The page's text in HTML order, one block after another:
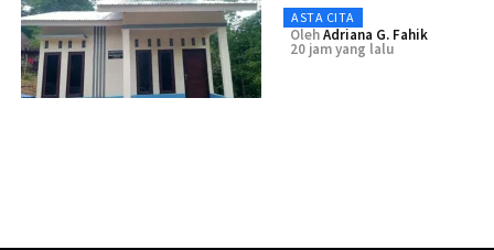
ASTA CITA
OlehAdriana G. Fahik
20 jam yang lalu